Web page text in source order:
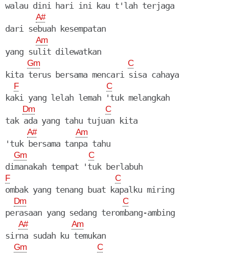
walau dini hari ini kau t'lah terjaga
A#
dari sebuah kesempatan
Am
yang sulit dilewatkan
Gm C
kita terus bersama mencari sisa cahaya
F C
kaki yang lelah lemah 'tuk melangkah
Dm C
tak ada yang tahu tujuan kita
A# Am
'tuk bersama tanpa tahu
Gm C
dimanakah tempat 'tuk berlabuh
F C
ombak yang tenang buat kapalku miring
Dm C
perasaan yang sedang terombang-ambing
A# Am
sirna sudah ku temukan
Gm C